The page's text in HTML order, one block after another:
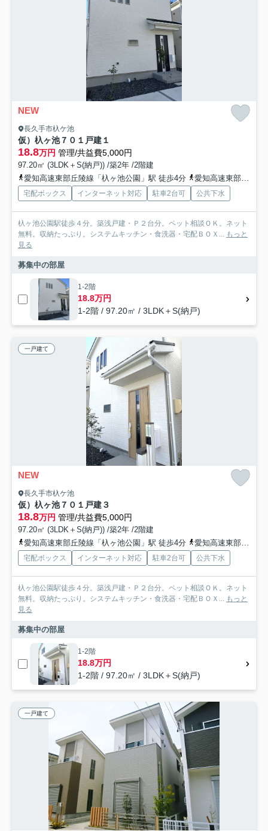
NEW
長久手市杁ケ池
仮）杁ヶ池７０１戸建１
18.8万円 管理/共益費5,000円
97.20㎡ (3LDK＋S(納戸)) /築2年 /2階建
愛知高速東部丘陵線「杁ヶ池公園」駅 徒歩4分
愛知高速東部丘陵線「はなみずき通」駅 徒歩15分
宅配ボックス インターネット対応 駐車2台可 公共下水
杁ヶ池公園駅徒歩４分。築浅戸建・Ｐ２台分。ペット相談ＯＫ。ネット
無料。収納たっぷり。システムキッチン・食洗器・宅配ＢＯＸ... もっと
見る
募集中の部屋
1-2階
18.8万円
1-2階 / 97.20㎡ / 3LDK＋S(納戸)
一戸建て
NEW
長久手市杁ケ池
仮）杁ヶ池７０１戸建３
18.8万円 管理/共益費5,000円
97.20㎡ (3LDK＋S(納戸)) /築2年 /2階建
愛知高速東部丘陵線「杁ヶ池公園」駅 徒歩4分
愛知高速東部丘陵線「はなみずき通」駅 徒歩15分
宅配ボックス インターネット対応 駐車2台可 公共下水
杁ヶ池公園駅徒歩４分。築浅戸建・Ｐ２台分。ペット相談ＯＫ。ネット
無料。収納たっぷり。システムキッチン・食洗器・宅配ＢＯＸ... もっと
見る
募集中の部屋
1-2階
18.8万円
1-2階 / 97.20㎡ / 3LDK＋S(納戸)
一戸建て